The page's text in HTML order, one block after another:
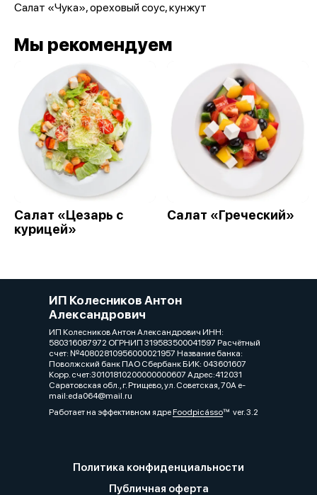
Салат «Чука», ореховый соус, кунжут
Мы рекомендуем
Салат «Цезарь с
курицей»
Салат «Греческий»
ИП Колесников Антон
Александрович
ИП Колесников Антон Александрович ИНН:
580316087972 ОГРНИП 319583500041597 Расчётный
счет: №40802810956000021957 Название банка:
Поволжский банк ПАО Сбербанк БИК: 043601607
Корр. счет:30101810200000000607 Адрес:412031
Саратовская обл., г. Ртищево, ул. Советская, 70А e-
mail:eda064@mail.ru
Работает на эффективном ядреFoodpicássover. 3.2
Политика конфиденциальности
Публичная оферта